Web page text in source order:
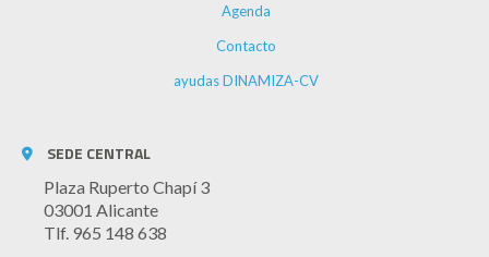
Agenda
Contacto
ayudas DINAMIZA-CV
SEDE CENTRAL
Plaza Ruperto Chapí 3
03001 Alicante
Tlf. 965 148 638